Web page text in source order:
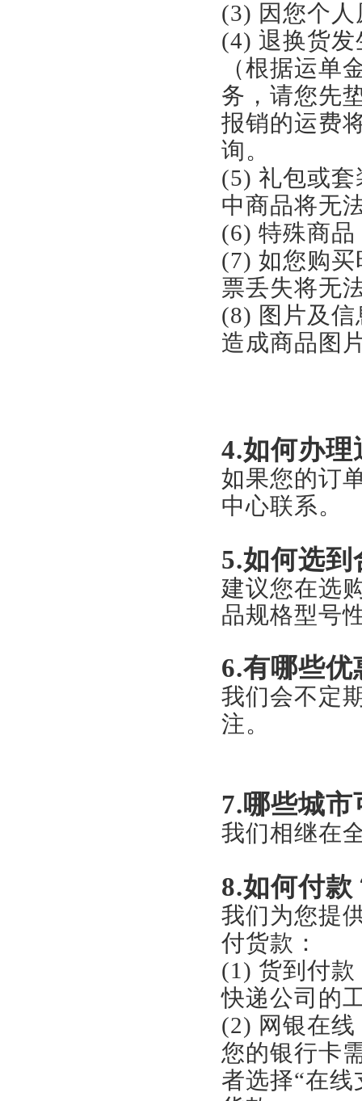
(3) 因您个
(4) 退换货
（根据运单
务，请您先
报销的运费
询。
(5) 礼包或
中商品将无
(6) 特殊商
(7) 如您购
票丢失将无
(8) 图片及
造成商品图
4.如何办理
如果您的订
中心联系。
5.如何选
建议您在选
品规格型号
6.有哪些优
我们会不定
注。
7.哪些城
我们相继在
8.如何付款
我们为您提
付货款：
(1) 货到付
快递公司的
(2) 网银在
您的银行卡
者选择“在